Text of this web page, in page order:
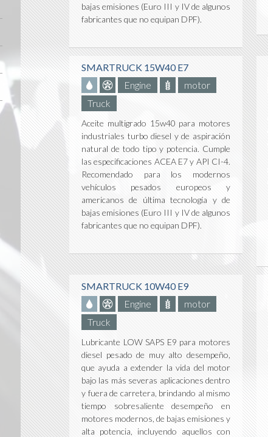
bajas emisiones (Euro III y IV de algunos
fabricantes que no equipan DPF).
SMARTRUCK 15W40 E7
Engine
motor
Truck
Aceite multigrado 15w40 para motores
industriales turbo diesel y de aspiración
natural de todo tipo y potencia. Cumple
las especificaciones ACEA E7 y API CI-4.
Recomendado para los modernos
vehículos pesados europeos y
americanos de última tecnología y de
bajas emisiones (Euro III y IV de algunos
fabricantes que no equipan DPF).
SMARTRUCK 10W40 E9
Engine
motor
Truck
Lubricante LOW SAPS E9 para motores
diesel pesado de muy alto desempeño,
que ayuda a extender la vida del motor
bajo las más severas aplicaciones dentro
y fuera de carretera, brindando al mismo
tiempo sobresaliente desempeño en
motores modernos, de bajas emisiones y
alta potencia, incluyendo aquellos con